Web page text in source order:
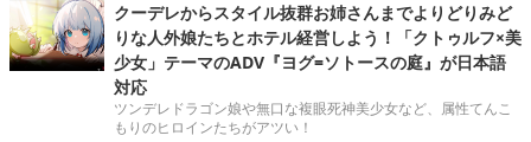
クーデレからスタイル抜群お姉さんまでよりどりみど
りな人外娘たちとホテル経営しよう！「クトゥルフ×美
少女」テーマのADV『ヨグ=ソトースの庭』が日本語
対応
ツンデレドラゴン娘や無口な複眼死神美少女など、属性てんこ
もりのヒロインたちがアツい！